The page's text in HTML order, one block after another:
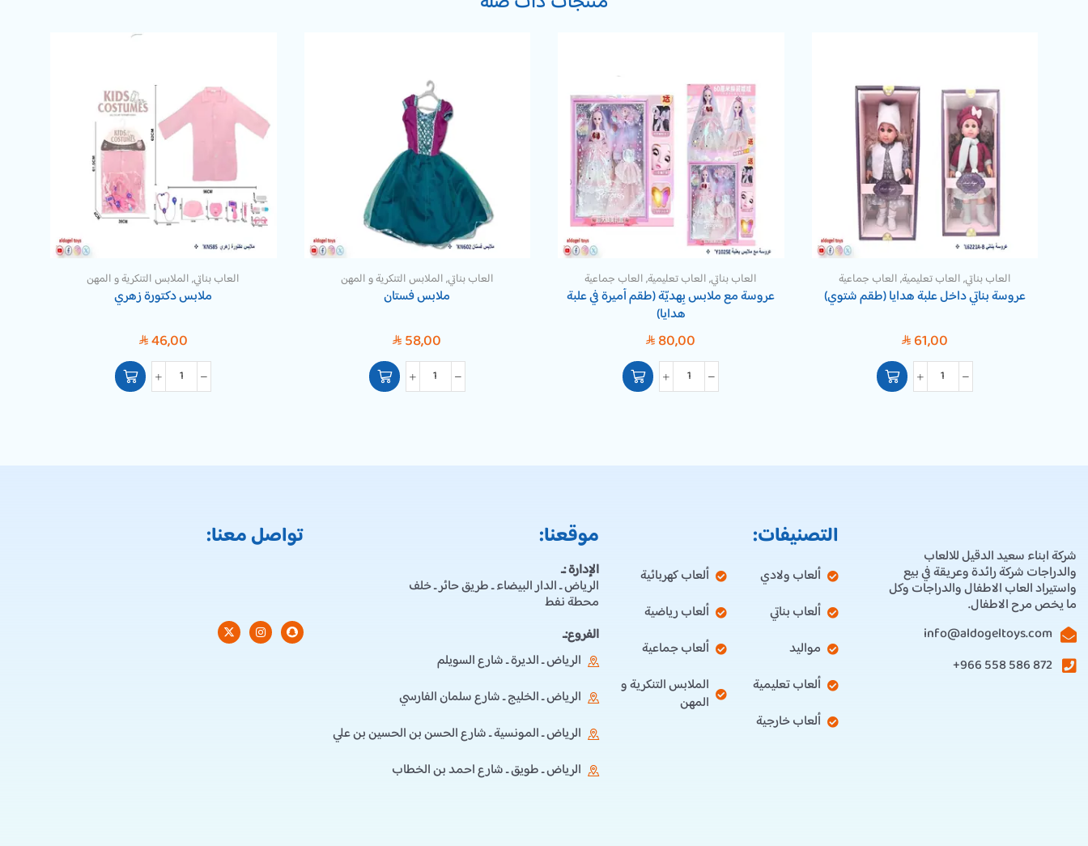
العاب بناتي,العاب تعليمية,العاب جماعية
عروسة بناتي داخل علبة هدايا (طقم شتوي)
SAR61,00
العاب بناتي,العاب تعليمية,العاب جماعية
عروسة مع ملابس بِهديّة (طقم أميرة في علبة
هدايا)
SAR 80,00
العاب بناتي,الملابس التنكرية و المهن
ملابس فستان
SAR 58,00
العاب بناتي,الملابس التنكرية و المهن
ملابس دكتورة زهري
SAR46,00
شركة ابناء سعيد الدقيل للالعاب
والدراجات شركة رائدة وعريقة في بيع
واستيراد العاب الاطفال والدراجات وكل
ما يخص مرح الاطفال.
info@aldogeltoys.com
872 586 558 966+
التصنيفات:
ألعاب ولادي
ألعاب بناتي
مواليد
ألعاب تعليمية
ألعاب خارجية
ألعاب كهربائية
ألعاب رياضية
ألعاب جماعية
الملابس التنكرية و
المهن
موقعنا:
الإدارة :ـ
الرياض ـ الدار البيضاء ـ طريق حائر ـ خلف
محطة نفط
الفروع:ـ
الرياض ـ الديرة ـ شارع السويلم
الرياض ـ الخليج ـ شارع سلمان الفارسي
الرياض ـ المونسية ـ شارع الحسن بن الحسين بن علي
الرياض ـ طويق ـ شارع احمد بن الخطاب
تواصل معنا: